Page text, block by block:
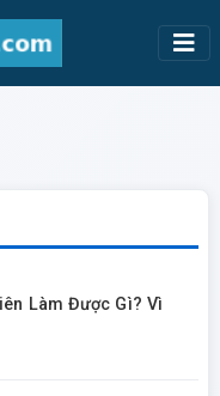
Làm Được Gì? Vì